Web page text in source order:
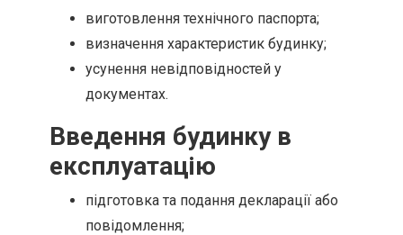
виготовлення технічного паспорта;
визначення характеристик будинку;
усунення невідповідностей у
документах.
Введення будинку в
експлуатацію
підготовка та подання декларації або
повідомлення;